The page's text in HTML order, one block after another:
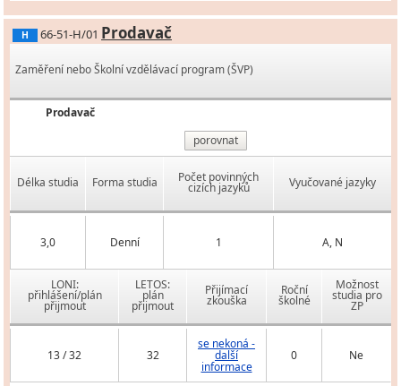
H 66-51-H/01 Prodavač
Zaměření nebo Školní vzdělávací program (ŠVP)
Prodavač
porovnat
Délka studia Forma studia Počet povinných
cizích jazyků Vyučované jazyky
3,0 Denní 1 A, N
LONI:
přihlášení/plán
přijmout
LETOS:
plán
přijmout
Přijímací
zkouška
Roční
školné
Možnost
studia pro
ZP
13 / 32 32
se nekoná -
další
informace
0 Ne